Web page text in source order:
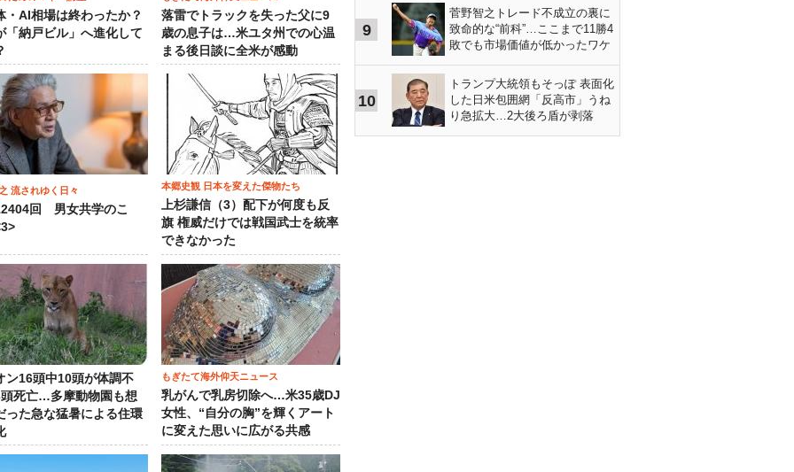
・AI相場は終わったか？
「納戸ビル」へ進化して
落雷でトラックを失った父に9
歳の息子は…米ユタ州での心温
まる後日談に全米が感動
流されゆく日々
回 男女共学のこ
本郷史観 日本を変えた傑物たち
上杉謙信（3）配下が何度も反
旗 権威だけでは戦国武士を統率
できなかった
ン16頭中10頭が体調不
死亡…多摩動物園も想
った急な猛暑による住環
もぎたて海外仰天ニュース
乳がんで乳房切除へ…米35歳DJ
女性、“自分の胸”を輝くアート
に変えた思いに広がる共感
9
菅野智之トレード不成立の裏に
致命的な“前科”…ここまで11勝4
敗でも市場価値が低かったワケ
10
トランプ大統領もそっぽ 表面化
した日米包囲網「反高市」うね
り急拡大…2大後ろ盾が剥落